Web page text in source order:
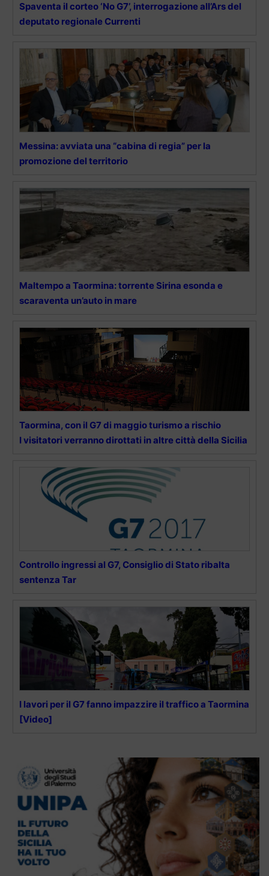
Spaventa il corteo ‘No G7’, interrogazione all’Ars del
deputato regionale Currenti
Messina: avviata una “cabina di regia” per la
promozione del territorio
Maltempo a Taormina: torrente Sirina esonda e
scaraventa un’auto in mare
Taormina, con il G7 di maggio turismo a rischio
I visitatori verranno dirottati in altre città della Sicilia
Controllo ingressi al G7, Consiglio di Stato ribalta
sentenza Tar
I lavori per il G7 fanno impazzire il traffico a Taormina
[Video]